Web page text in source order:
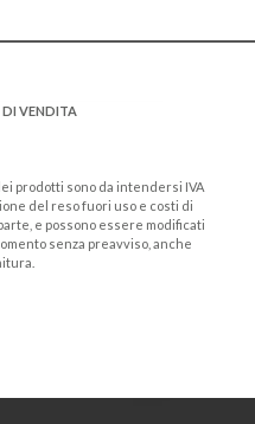
VENDITA
prodotti sono da intendersi IVA
del reso fuori uso e costi di
e possono essere modificati
senza preavviso, anche